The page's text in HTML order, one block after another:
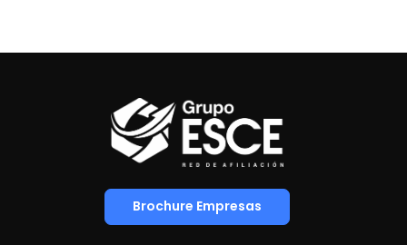
Brochure Empresas